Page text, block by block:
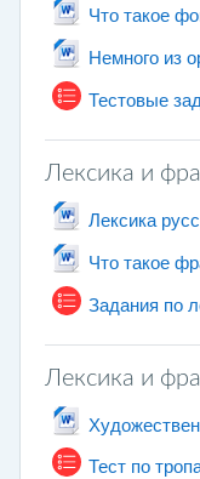
Что такое
Немного из
Тестовые
Лексика и
Лексика
Что такое
Задания по
Лексика и
Тест по